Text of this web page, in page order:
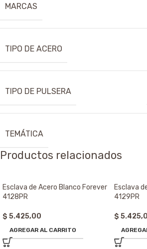
MARCAS
TIPO DE ACERO
TIPO DE PULSERA
TEMÁTICA
Productos relacionados
Esclava de Acero Blanco Forever
4128PR
$ 5.425,00
AGREGAR AL CARRITO
Esclava
4129PR
$